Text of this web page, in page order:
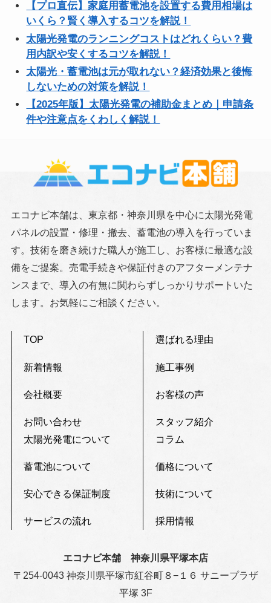
【プロ直伝】家庭用蓄電池を設置する費用相場は
いくら？賢く導入するコツを解説！
太陽光発電のランニングコストはどれくらい？費
用内訳や安くするコツを解説！
太陽光・蓄電池は元が取れない？経済効果と後悔
しないための対策を解説！
【2025年版】太陽光発電の補助金まとめ｜申請条
件や注意点をくわしく解説！
エコナビ本舗は、東京都・神奈川県を中心に太陽光発電
パネルの設置・修理・撤去、蓄電池の導入を行っていま
す。技術を磨き続けた職人が施工し、お客様に最適な設
備をご提案。売電手続きや保証付きのアフターメンテナ
ンスまで、導入の有無に関わらずしっかりサポートいた
します。お気軽にご相談ください。
TOP
新着情報
会社概要
お問い合わせ
選ばれる理由
施工事例
お客様の声
スタッフ紹介
太陽光発電について
蓄電池について
安心できる保証制度
サービスの流れ
コラム
価格について
技術について
採用情報
エコナビ本舗 神奈川県平塚本店
〒254-0043 神奈川県平塚市紅谷町８−１６ サニープラザ
平塚 3F